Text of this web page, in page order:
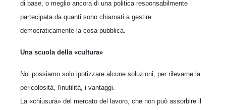
di base, o meglio ancora di una politica responsabilmente
partecipata da quanti sono chiamati a gestire
democraticamente la cosa pubblica.
Una scuola della «cultura»
Noi possiamo solo ipotizzare alcune soluzioni, per rilevarne la
pericolosità, l'inutilità, i vantaggi.
La «chiusura» del mercato del lavoro, che non può assorbire il